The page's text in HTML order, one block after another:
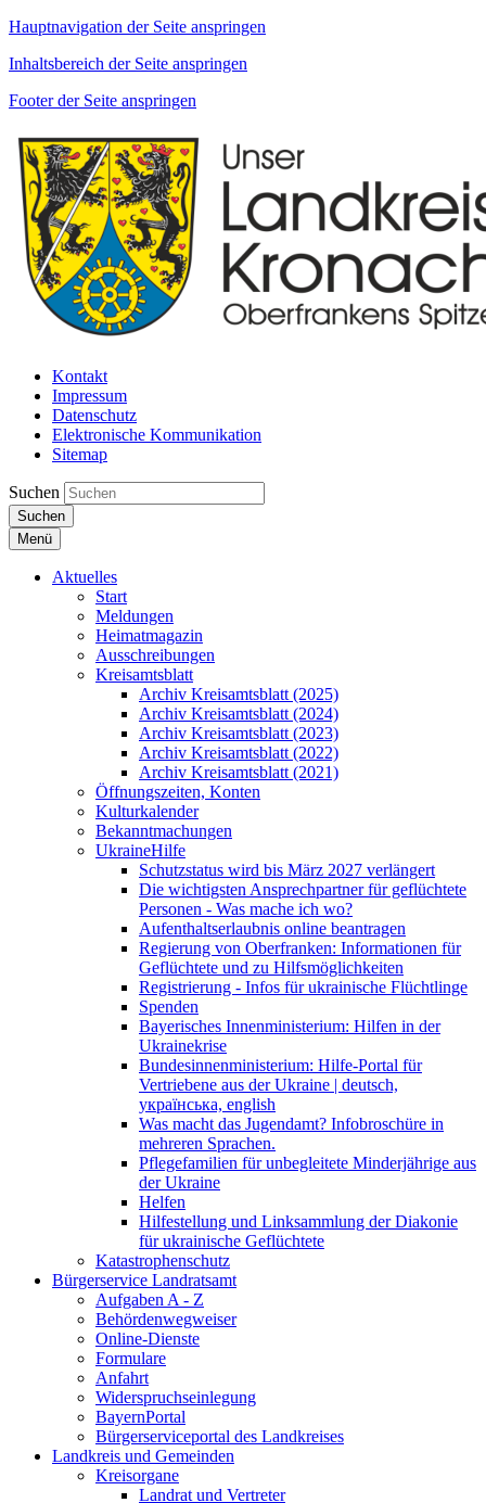
Hauptnavigation der Seite anspringen
Inhaltsbereich der Seite anspringen
Footer der Seite anspringen
Kontakt
Impressum
Datenschutz
Elektronische Kommunikation
Sitemap
Suchen
Suchen
Menü
Aktuelles
Start
Meldungen
Heimatmagazin
Ausschreibungen
Kreisamtsblatt
Archiv Kreisamtsblatt (2025)
Archiv Kreisamtsblatt (2024)
Archiv Kreisamtsblatt (2023)
Archiv Kreisamtsblatt (2022)
Archiv Kreisamtsblatt (2021)
Öffnungszeiten, Konten
Kulturkalender
Bekanntmachungen
UkraineHilfe
Schutzstatus wird bis März 2027 verlängert
Die wichtigsten Ansprechpartner für geflüchtete
Personen - Was mache ich wo?
Aufenthaltserlaubnis online beantragen
Regierung von Oberfranken: Informationen für
Geflüchtete und zu Hilfsmöglichkeiten
Registrierung - Infos für ukrainische Flüchtlinge
Spenden
Bayerisches Innenministerium: Hilfen in der
Ukrainekrise
Bundesinnenministerium: Hilfe-Portal für
Vertriebene aus der Ukraine | deutsch,
українська, english
Was macht das Jugendamt? Infobroschüre in
mehreren Sprachen.
Pflegefamilien für unbegleitete Minderjährige aus
der Ukraine
Helfen
Hilfestellung und Linksammlung der Diakonie
für ukrainische Geflüchtete
Katastrophenschutz
Bürgerservice Landratsamt
Aufgaben A - Z
Behördenwegweiser
Online-Dienste
Formulare
Anfahrt
Widerspruchseinlegung
BayernPortal
Bürgerserviceportal des Landkreises
Landkreis und Gemeinden
Kreisorgane
Landrat und Vertreter